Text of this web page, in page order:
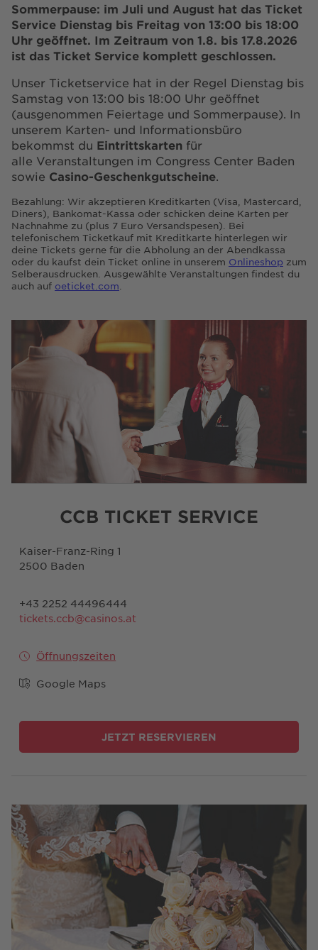
Sommerpause: im Juli und August hat das Ticket
Service Dienstag bis Freitag von 13:00 bis 18:00
Uhr geöffnet. Im Zeitraum von 1.8. bis 17.8.2026
ist das Ticket Service komplett geschlossen.
Unser Ticketservice hat in der Regel Dienstag bis
Samstag von 13:00 bis 18:00 Uhr geöffnet
(ausgenommen Feiertage und Sommerpause). In
unserem Karten- und Informationsbüro
bekommst du Eintrittskarten für
alle Veranstaltungen im Congress Center Baden
sowie Casino-Geschenkgutscheine
Bezahlung: Wir akzeptieren Kreditkarten (Visa, Mastercard,
Diners), Bankomat-Kassa oder schicken deine Karten per
Nachnahme zu (plus 7 Euro Versandspesen). Bei
telefonischem Ticketkauf mit Kreditkarte hinterlegen wir
deine Tickets gerne für die Abholung an der Abendkassa
oder du kaufst dein Ticket online in unserem Onlineshop zum
Selberausdrucken. Ausgewählte Veranstaltungen findest du
auch auf oeticket.com
CCB TICKET SERVICE
Kaiser-Franz-Ring 1
2500 Baden
+43 2252 44496444
tickets.ccb@casinos.at
Öffnungszeiten
Geschlossen: 01.11.
Geschlossen: 08.12.
Google Maps
JETZT RESERVIEREN